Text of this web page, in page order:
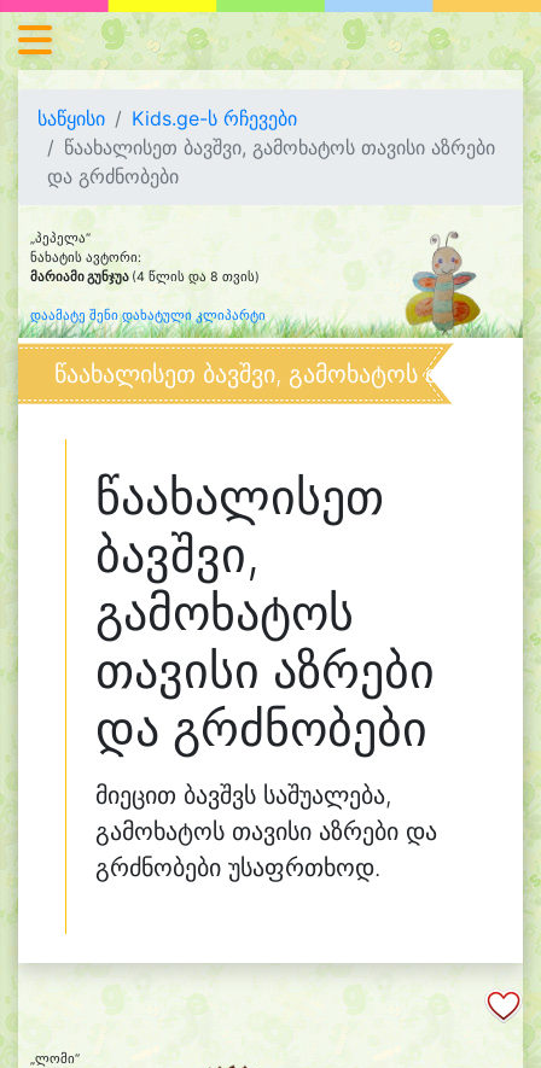
საწყისი
Kids.ge-ს რჩევები
წაახალისეთ ბავშვი, გამოხატოს თავისი აზრები
და გრძნობები
„პეპელა“
ნახატის ავტორი:
მარიამი გუნჯუა (4 წლის და 8 თვის)
დაამატე შენი დახატული კლიპარტი
წაახალისეთ ბავშვი, გამოხატოს თავისი
წაახალისეთ
ბავშვი,
გამოხატოს
თავისი აზრები
და გრძნობები
მიეცით ბავშვს საშუალება,
გამოხატოს თავისი აზრები და
გრძნობები უსაფრთხოდ.
„ლომი“